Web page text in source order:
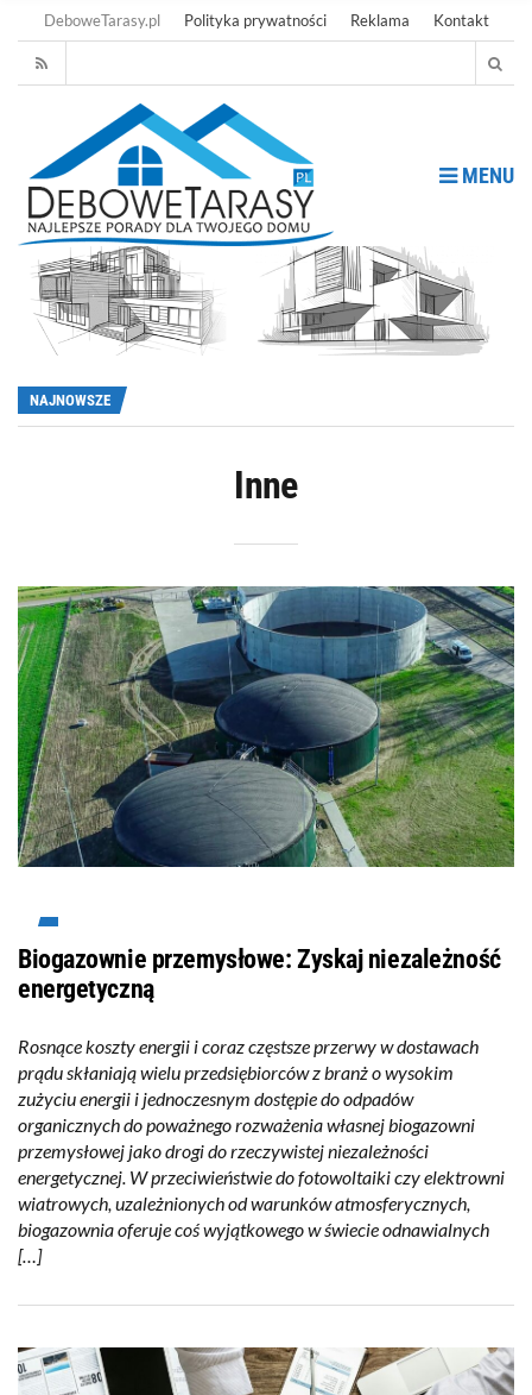
DeboweTarasy.pl Polityka prywatności Reklama Kontakt
MENU
NAJNOWSZE
Inne
Biogazownie przemysłowe: Zyskaj niezależność
energetyczną
Rosnące koszty energii i coraz częstsze przerwy w dostawach
prądu skłaniają wielu przedsiębiorców z branż o wysokim
zużyciu energii i jednoczesnym dostępie do odpadów
organicznych do poważnego rozważenia własnej biogazowni
przemysłowej jako drogi do rzeczywistej niezależności
energetycznej. W przeciwieństwie do fotowoltaiki czy elektrowni
wiatrowych, uzależnionych od warunków atmosferycznych,
biogazownia oferuje coś wyjątkowego w świecie odnawialnych
[…]